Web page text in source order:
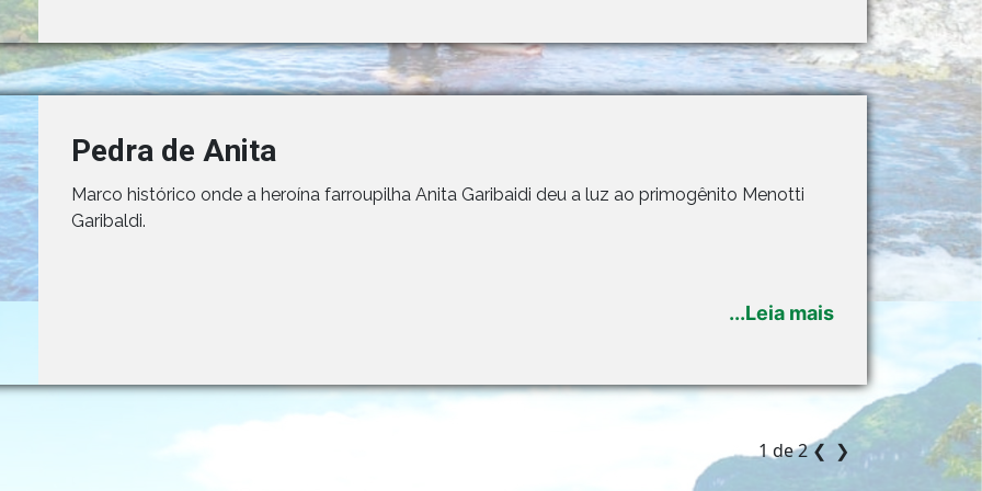
Pedra de Anita
Marco histórico onde a heroína farroupilha Anita Garibaidi deu a luz ao primogênito Menotti
Garibaldi.
...Leia mais
1 de 2❮ ❯